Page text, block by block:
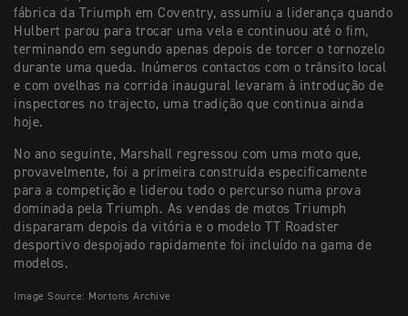
fábrica da Triumph em Coventry, assumiu a liderança quando
Hulbert parou para trocar uma vela e continuou até o fim,
terminando em segundo apenas depois de torcer o tornozelo
durante uma queda. Inúmeros contactos com o trânsito local
e com ovelhas na corrida inaugural levaram à introdução de
inspectores no trajecto, uma tradição que continua ainda
hoje.
No ano seguinte, Marshall regressou com uma moto que,
provavelmente, foi a primeira construída especificamente
para a competição e liderou todo o percurso numa prova
dominada pela Triumph. As vendas de motos Triumph
dispararam depois da vitória e o modelo TT Roadster
desportivo despojado rapidamente foi incluído na gama de
modelos.
Image Source: Mortons Archive